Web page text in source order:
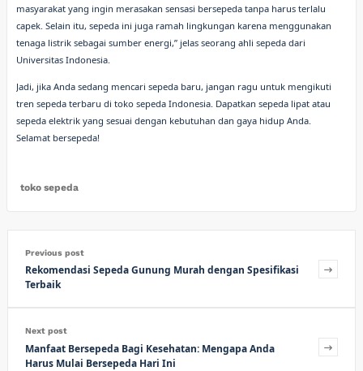
masyarakat yang ingin merasakan sensasi bersepeda tanpa harus terlalu
capek. Selain itu, sepeda ini juga ramah lingkungan karena menggunakan
tenaga listrik sebagai sumber energi,” jelas seorang ahli sepeda dari
Universitas Indonesia.
Jadi, jika Anda sedang mencari sepeda baru, jangan ragu untuk mengikuti
tren sepeda terbaru di toko sepeda Indonesia. Dapatkan sepeda lipat atau
sepeda elektrik yang sesuai dengan kebutuhan dan gaya hidup Anda.
Selamat bersepeda!
toko sepeda
Previous post
Rekomendasi Sepeda Gunung Murah dengan Spesifikasi
Terbaik
Next post
Manfaat Bersepeda Bagi Kesehatan: Mengapa Anda
Harus Mulai Bersepeda Hari Ini